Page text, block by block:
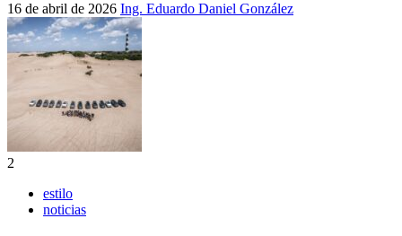
16 de abril de 2026 Ing. Eduardo Daniel González
2
estilo
noticias